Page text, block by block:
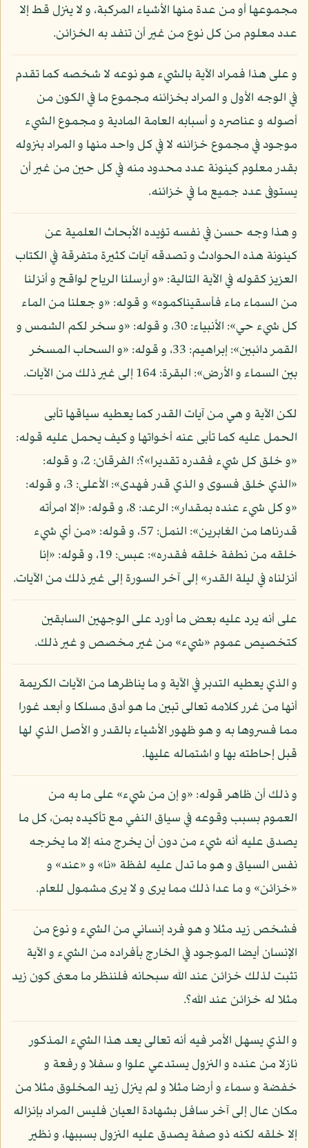
مجموعها أو من عدة منها الأشياء المركبة، و لا ينزل قط إلا
عدد معلوم من كل نوع من غير أن تنفد به الخزائن.
و على هذا فمراد الآية بالشيء هو نوعه لا شخصه كما تقدم
في الوجه الأول و المراد بخزائنه مجموع ما في الكون من
أصوله و عناصره و أسبابه العامة المادية و مجموع الشيء
موجود في مجموع خزائنه لا في كل واحد منها و المراد بنزوله
بقدر معلوم كينونة عدد محدود منه في كل حين من غير أن
يستوفى عدد جميع ما في خزائنه.
و هذا وجه حسن في نفسه تؤيده الأبحاث العلمية عن
كينونة هذه الحوادث و تصدقه آيات كثيرة متفرقة في الكتاب
العزيز كقوله في الآية التالية: «و أرسلنا الرياح لواقح و أنزلنا
من السماء ماء فأسقيناكموه» و قوله: «و جعلنا من الماء
كل شيء حي»: الأنبياء: 30، و قوله: «و سخر لكم الشمس و
القمر دائبين»: إبراهيم: 33، و قوله: «و السحاب المسخر
بين السماء و الأرض»: البقرة: 164 إلى غير ذلك من الآيات.
لكن الآية و هي من آيات القدر كما يعطيه سياقها تأبى
الحمل عليه كما تأبى عنه أخواتها و كيف يحمل عليه قوله:
«و خلق كل شيء فقدره تقديرا»؟: الفرقان: 2، و قوله:
«الذي خلق فسوى و الذي قدر فهدى»: الأعلى: 3، و قوله:
«و كل شيء عنده بمقدار»: الرعد: 8، و قوله: «إلا امرأته
قدرناها من الغابرين»: النمل: 57، و قوله: «من أي شيء
خلقه من نطفة خلقه فقدره»: عبس: 19، و قوله: «إنا
أنزلناه في ليلة القدر» إلى آخر السورة إلى غير ذلك من الآيات.
على أنه يرد عليه بعض ما أورد على الوجهين السابقين
كتخصيص عموم «شيء» من غير مخصص و غير ذلك.
و الذي يعطيه التدبر في الآية و ما يناظرها من الآيات الكريمة
أنها من غرر كلامه تعالى تبين ما هو أدق مسلكا و أبعد غورا
مما فسروها به و هو ظهور الأشياء بالقدر و الأصل الذي لها
قبل إحاطته بها و اشتماله عليها.
و ذلك أن ظاهر قوله: «و إن من شيء» على ما به من
العموم بسبب وقوعه في سياق النفي مع تأكيده بمن، كل ما
يصدق عليه أنه شيء من دون أن يخرج منه إلا ما يخرجه
نفس السياق و هو ما تدل عليه لفظة «نا» و «عند» و
«خزائن» و ما عدا ذلك مما يرى و لا يرى مشمول للعام.
فشخص زيد مثلا و هو فرد إنساني من الشيء و نوع من
الإنسان أيضا الموجود في الخارج بأفراده من الشيء و الآية
تثبت لذلك خزائن عند الله سبحانه فلننظر ما معنى كون زيد
مثلا له خزائن عند الله؟.
و الذي يسهل الأمر فيه أنه تعالى يعد هذا الشيء المذكور
نازلا من عنده و النزول يستدعي علوا و سفلا و رفعة و
خفضة و سماء و أرضا مثلا و لم ينزل زيد المخلوق مثلا من
مكان عال إلى آخر سافل بشهادة العيان فليس المراد بإنزاله
إلا خلقه لكنه ذو صفة يصدق عليه النزول بسببها، و نظير